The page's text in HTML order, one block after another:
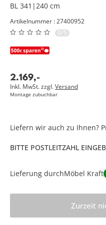
BL 341|240 cm
Artikelnummer : 27400952
0/5
2.169,-
Inkl. MwSt. zzgl.Versand
Montage zubuchbar
Liefern wir auch zu Ihnen?
BITTE POSTLEITZAHL
Lieferung durchMöbel Kraft
Zurzeit